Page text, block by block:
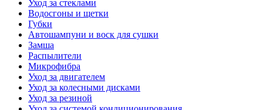
Уход за стеклами
Водосгоны и щетки
Губки
Автошампуни и воск для сушки
Замша
Распылители
Микрофибра
Уход за двигателем
Уход за колесными дисками
Уход за резиной